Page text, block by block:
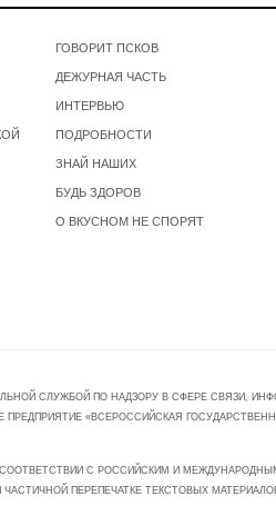
ГОВОРИТ ПСКОВ
ДЕЖУРНАЯ ЧАСТЬ
ИНТЕРВЬЮ
ПОДРОБНОСТИ
ЗНАЙ НАШИХ
БУДЬ ЗДОРОВ
О ВКУСНОМ НЕ СПОРЯТ
СЛУЖБОЙ ПО НАДЗОРУ В СФЕРЕ СВЯЗИ,
ПРЕДПРИЯТИЕ «ВСЕРОССИЙСКАЯ
С РОССИЙСКИМ И
ПЕРЕПЕЧАТКЕ ТЕКСТОВЫХ